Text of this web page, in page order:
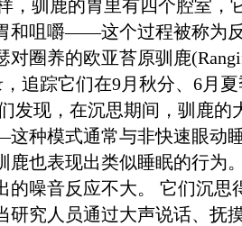
，驯鹿的胃里有四个腔室，
和咀嚼——这个过程被称为
对圈养的欧亚苔原驯鹿
追踪它们在9月秋分、6月
发现，在沉思期间，驯鹿的
种模式通常与非快速眼动
鹿也表现出类似睡眠的行为
的噪音反应不大。 它们沉思
研究人员通过大声说话、抚